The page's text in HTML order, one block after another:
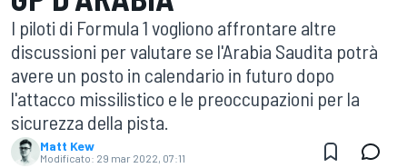
I piloti di Formula 1 vogliono affrontare altre
discussioni per valutare se l'Arabia Saudita potrà
avere un posto in calendario in futuro dopo
l'attacco missilistico e le preoccupazioni per la
sicurezza della pista.
Matt Kew
Modificato: 29 mar 2022, 07:11